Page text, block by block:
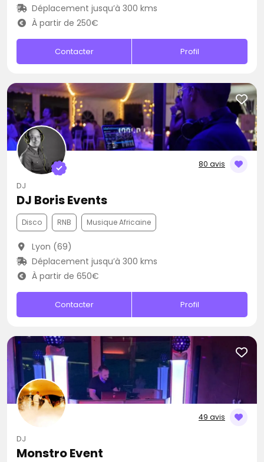
Déplacement jusqu’à 300 kms
À partir de 250€
Contacter Profil
80 avis
DJ
DJ Boris Events
Disco RNB Musique Africaine
Lyon (69)
Déplacement jusqu’à 300 kms
À partir de 650€
Contacter Profil
49 avis
DJ
Monstro Event